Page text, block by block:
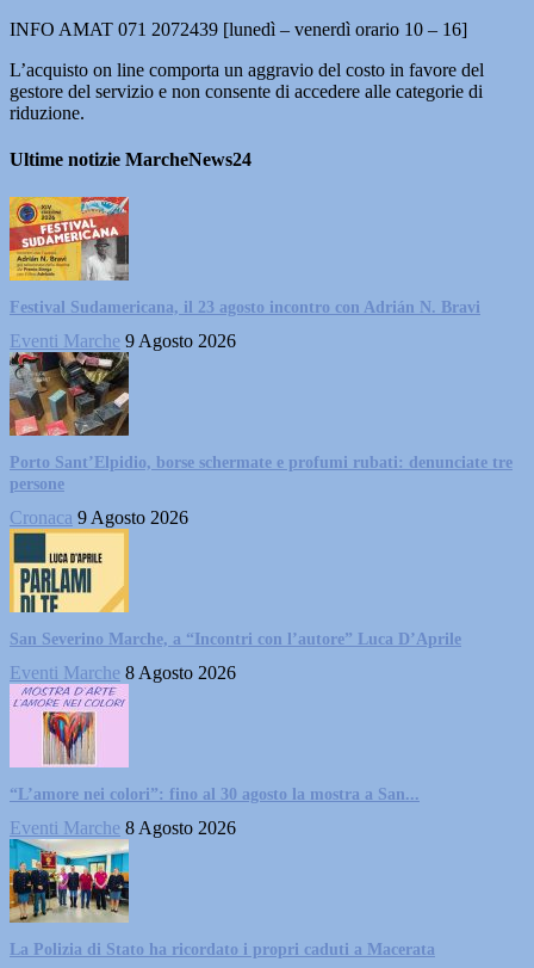
INFO AMAT 071 2072439 [lunedì – venerdì orario 10 – 16]
L’acquisto on line comporta un aggravio del costo in favore del
gestore del servizio e non consente di accedere alle categorie di
riduzione.
Ultime notizie MarcheNews24
Festival Sudamericana, il 23 agosto incontro con Adrián N. Bravi
Eventi Marche 9 Agosto 2026
Porto Sant’Elpidio, borse schermate e profumi rubati: denunciate tre
persone
Cronaca 9 Agosto 2026
San Severino Marche, a “Incontri con l’autore” Luca D’Aprile
Eventi Marche 8 Agosto 2026
“L’amore nei colori”: fino al 30 agosto la mostra a San...
Eventi Marche 8 Agosto 2026
La Polizia di Stato ha ricordato i propri caduti a Macerata